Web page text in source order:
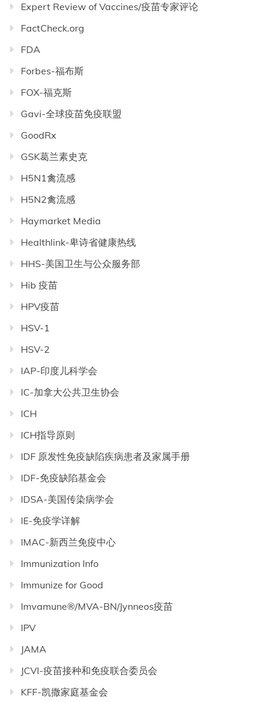
Expert Review of Vaccines/疫苗专家评论
FactCheck.org
FDA
Forbes-福布斯
FOX-福克斯
Gavi-全球疫苗免疫联盟
GoodRx
GSK葛兰素史克
H5N1禽流感
H5N2禽流感
Haymarket Media
Healthlink-卑诗省健康热线
HHS-美国卫生与公众服务部
Hib 疫苗
HPV疫苗
HSV-1
HSV-2
IAP-印度儿科学会
IC-加拿大公共卫生协会
ICH
ICH指导原则
IDF 原发性免疫缺陷疾病患者及家属手册
IDF-免疫缺陷基金会
IDSA-美国传染病学会
IE-免疫学详解
IMAC-新西兰免疫中心
Immunization Info
Immunize for Good
Imvamune®/MVA-BN/Jynneos疫苗
IPV
JAMA
JCVI-疫苗接种和免疫联合委员会
KFF-凯撒家庭基金会